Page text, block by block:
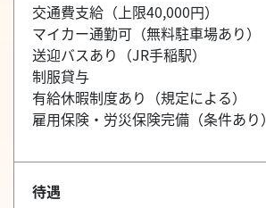
交通費支給（上限40,000円）
マイカー通勤可（無料駐車場あり）
送迎バスあり（JR手稲駅）
制服貸与
有給休暇制度あり（規定による）
雇用保険・労災保険完備（条件あり）
待遇